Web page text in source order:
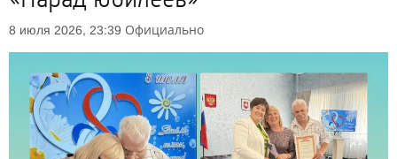
8 июля 2026, 23:39 Официально